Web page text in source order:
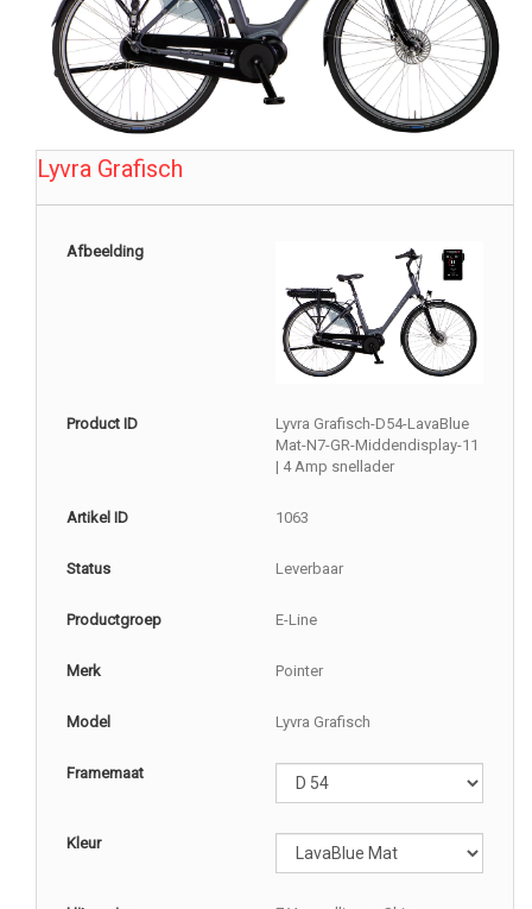
Lyvra Grafisch
Afbeelding
Product ID
Lyvra Grafisch-D54-LavaBlue
Mat-N7-GR-Middendisplay-11
| 4 Amp snellader
Artikel ID 1063
Status Leverbaar
Productgroep E-Line
Merk Pointer
Model Lyvra Grafisch
Framemaat
Kleur